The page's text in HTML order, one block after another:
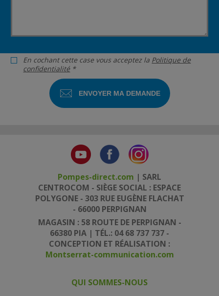
En cochant cette case vous acceptez la Politique de
confidentialité*
Pompes-direct.com | SARL
CENTROCOM - SIÈGE SOCIAL : ESPACE
POLYGONE - 303 RUE EUGÈNE FLACHAT
- 66000 PERPIGNAN
MAGASIN : 58 ROUTE DE PERPIGNAN -
66380 PIA | TÉL.: 04 68 737 737 -
CONCEPTION ET RÉALISATION :
Montserrat-communication.com
QUI SOMMES-NOUS